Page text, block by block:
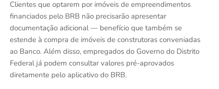
Clientes que optarem por imóveis de empreendimentos
financiados pelo BRB não precisarão apresentar
documentação adicional — benefício que também se
estende à compra de imóveis de construtoras conveniadas
ao Banco. Além disso, empregados do Governo do Distrito
Federal já podem consultar valores pré-aprovados
diretamente pelo aplicativo do BRB.